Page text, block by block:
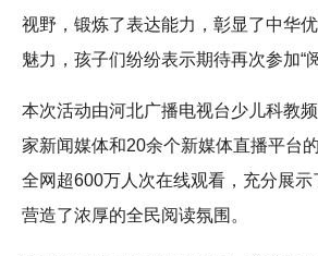
视野，锻炼了表达能力，彰显了中华
魅力，孩子们纷纷表示期待再次参加“阅
本次活动由河北广播电视台少儿科教
家新闻媒体和20余个新媒体直播平台
全网超600万人次在线观看，充分展示
营造了浓厚的全民阅读氛围。